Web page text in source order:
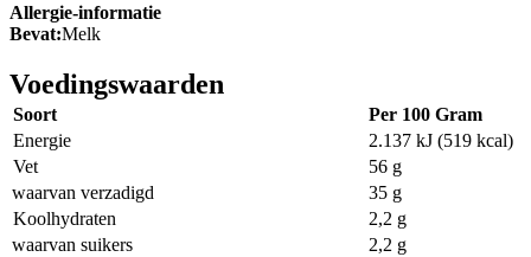
Allergie-informatie
Bevat:Melk
Voedingswaarden
Soort
Per 100 Gram
Energie
2.137 kJ (519 kcal)
Vet
56 g
waarvan verzadigd
35 g
Koolhydraten
2,2 g
waarvan suikers
2,2 g